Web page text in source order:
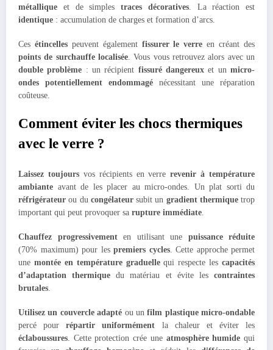
métallique et de simples traces décoratives. La réaction est
identique : accumulation de charges et formation d’arcs.
Ces étincellespeuvent également fissurer le verre en créant des
points de surchauffe localisée. Vous vous retrouvez alors avec un
double problème : un récipient fissuré dangereux et unmicro-
ondes potentiellement endommagé nécessitant une réparation
coûteuse.
Comment éviter les chocs thermiques
avec le verre ?
Laissez toujoursvos récipients en verrerevenir à température
ambiante avant de les placer au micro-ondes. Un plat sorti du
réfrigérateur ou du congélateursubit un gradient thermiquetrop
important qui peut provoquer sa rupture immédiate
Chauffez progressivementen utilisant une puissance réduite
(70% maximum) pour les premiers cycles. Cette approche permet
une montée en température graduellequi respecte les capacités
d’adaptation thermique du matériau et évite lescontraintes
brutales
Utilisez un couvercle adapté ou unfilm plastique micro-ondable
percé pourrépartir uniformément la chaleur et éviter les
éclaboussures. Cette protection crée une atmosphère humide qui